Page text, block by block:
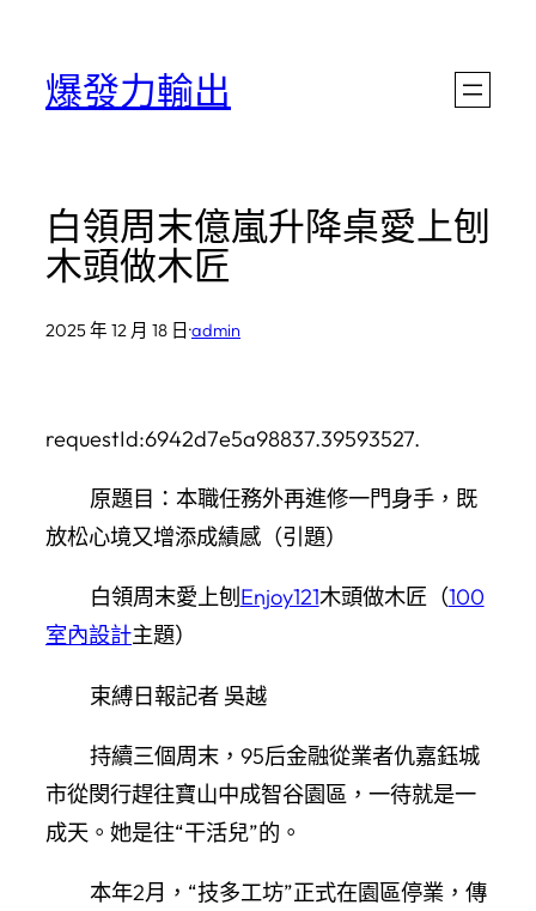
爆發力輸出
白領周末億嵐升降桌愛上刨
木頭做木匠
2025 年 12 月 18 日·admin
requestId:6942d7e5a98837.39593527.
原題目：本職任務外再進修一門身手，既
放松心境又增添成績感（引題）
白領周末愛上刨 Enjoy121木頭做木匠（100
室內設計主題）
束縛日報記者 吳越
持續三個周末，95后金融從業者仇嘉鈺城
市從閔行趕往寶山中成智谷園區，一待就是一
成天。她是往“干活兒”的。
本年2月，“技多工坊”正式在園區停業，傳